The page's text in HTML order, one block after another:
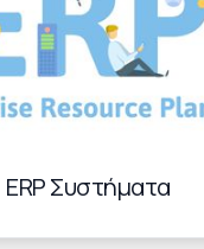
ERP Συστήματα